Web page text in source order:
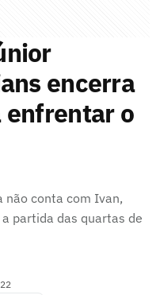
encerra
enfrentar o
não conta com Ivan,
partida das quartas de